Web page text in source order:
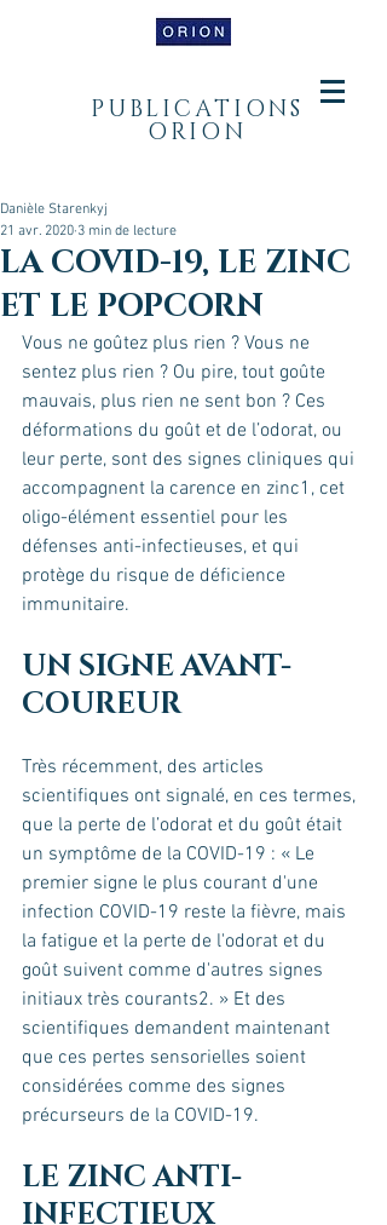
PUBLICATIONS
ORION
LA COVID-19, LE ZINC
ET LE POPCORN
Danièle Starenkyj
21 avr. 2020 3 min de lecture
Vous ne goûtez plus rien ? Vous ne
sentez plus rien ? Ou pire, tout goûte
mauvais, plus rien ne sent bon ? Ces
déformations du goût et de l’odorat, ou
leur perte, sont des signes cliniques qui
accompagnent la carence en zinc1, cet
oligo-élément essentiel pour les
défenses anti-infectieuses, et qui
protège du risque de déficience
immunitaire.
UN SIGNE AVANT-
COUREUR
Très récemment, des articles
scientifiques ont signalé, en ces termes,
que la perte de l’odorat et du goût était
un symptôme de la COVID-19 : « Le
premier signe le plus courant d'une
infection COVID-19 reste la fièvre, mais
la fatigue et la perte de l'odorat et du
goût suivent comme d'autres signes
initiaux très courants2. » Et des
scientifiques demandent maintenant
que ces pertes sensorielles soient
considérées comme des signes
précurseurs de la COVID-19.
LE ZINC ANTI-
INFECTIEUX